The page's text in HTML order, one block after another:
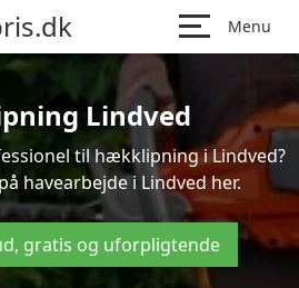
Menu
Lindved
til hækklipning i Lindved?
havearbejde i Lindved her.
gratis og uforpligtende